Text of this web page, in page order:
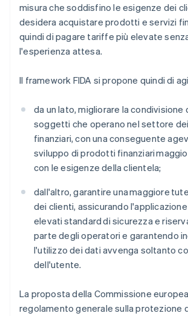
misura che soddisfino le esigenze dei
desidera acquistare prodotti e servizi
quindi di pagare tariffe più elevate
l'esperienza attesa.
Il framework FIDA si propone quindi di
da un lato, migliorare la condivisione
soggetti che operano nel settore
finanziari, con una conseguente
sviluppo di prodotti finanziari
con le esigenze della clientela;
dall'altro, garantire una maggiore
dei clienti, assicurando
elevati standard di sicurezza e
parte degli operatori e garantendo
l'utilizzo dei dati avvenga soltanto
dell'utente.
La proposta della Commissione
regolamento generale sulla protezione